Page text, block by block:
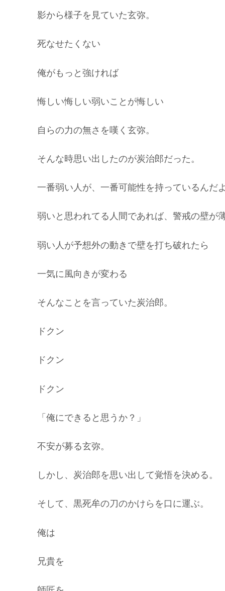
影から様子を見ていた玄弥。
死なせたくない
俺がもっと強ければ
悔しい悔しい弱いことが悔しい
自らの力の無さを嘆く玄弥。
そんな時思い出したのが炭治郎だった。
一番弱い人が、一番可能性を持っているんだよ
弱いと思われてる人間であれば、警戒の壁が
弱い人が予想外の動きで壁を打ち破れたら
一気に風向きが変わる
そんなことを言っていた炭治郎。
ドクン
ドクン
ドクン
「俺にできると思うか？」
不安が募る玄弥。
しかし、炭治郎を思い出して覚悟を決める。
そして、黒死牟の刀のかけらを口に運ぶ。
俺は
兄貴を